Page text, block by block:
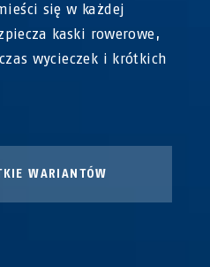
się w każdej
kaski rowerowe,
wycieczek i krótkich
WARIANTÓW